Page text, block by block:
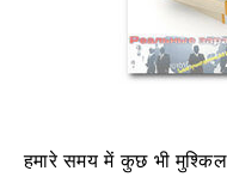
हमारे समय में कुछ भी